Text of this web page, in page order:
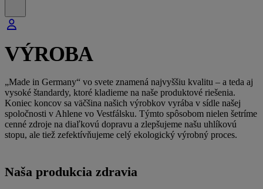
VÝROBA
„Made in Germany“ vo svete znamená najvyššiu kvalitu – a teda aj
vysoké štandardy, ktoré kladieme na naše produktové riešenia.
Koniec koncov sa väčšina našich výrobkov vyrába v sídle našej
spoločnosti v Ahlene vo Vestfálsku. Týmto spôsobom nielen šetríme
cenné zdroje na diaľkovú dopravu a zlepšujeme našu uhlíkovú
stopu, ale tiež zefektívňujeme celý ekologický výrobný proces.
Naša produkcia zdravia